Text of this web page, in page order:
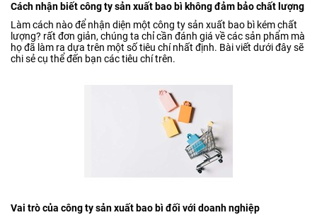
Cách nhận biết công ty sản xuất bao bì không đảm bảo chất lượng
Làm cách nào để nhận diện một công ty sản xuất bao bì kém chất
lượng? rất đơn giản, chúng ta chỉ cần đánh giá về các sản phẩm mà
họ đã làm ra dựa trên một số tiêu chí nhất định. Bài viết dưới đây sẽ
chi sẻ cụ thể đến bạn các tiêu chí trên.
Vai trò của công ty sản xuất bao bì đối với doanh nghiệp